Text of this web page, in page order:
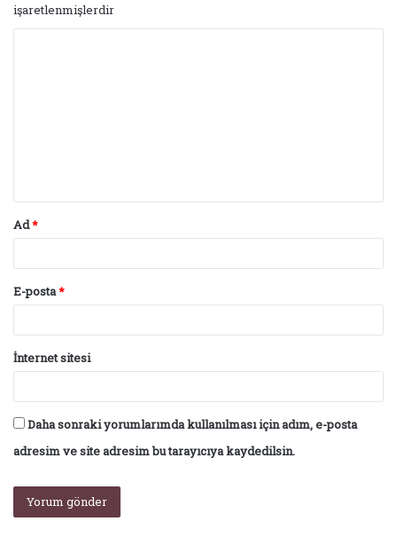
işaretlenmişlerdir
Ad*
E-posta*
İnternet sitesi
Daha sonraki yorumlarımda kullanılması için adım, e-posta
adresim ve site adresim bu tarayıcıya kaydedilsin.